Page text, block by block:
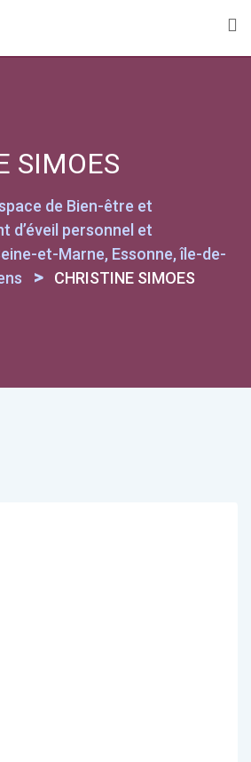
SIMOES
de Bien-être et
d’éveil personnel et
et-Marne, Essonne, île-de-
> CHRISTINE SIMOES